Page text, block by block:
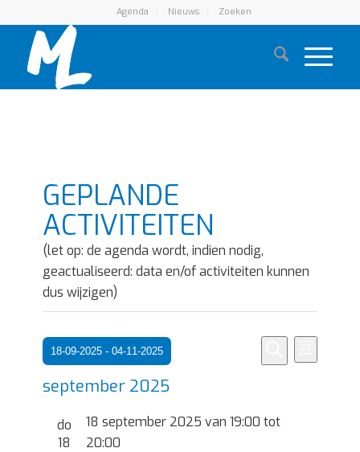
Agenda Nieuws Zoeken
GEPLANDE
ACTIVITEITEN
(let op: de agenda wordt, indien nodig,
geactualiseerd: data en/of activiteiten kunnen
dus wijzigen)
Zoeken
Zoeken
18-09-2025 - 04-11-2025
een
datum.
september 2025
do
18
18 september 2025 van 19:00 tot
20:00